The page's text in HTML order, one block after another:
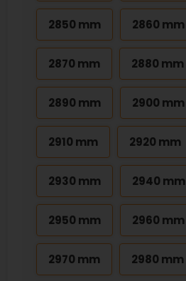
2850 mm 2860 mm
2870 mm 2880 mm
2890 mm 2900 mm
2910 mm 2920 mm
2930 mm 2940 mm
2950 mm 2960 mm
2970 mm 2980 mm